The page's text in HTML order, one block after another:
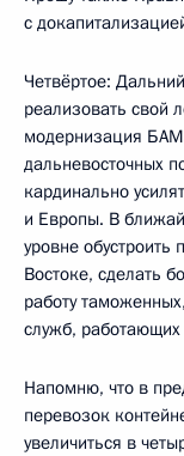
с
Четвёртое:
реализовать свой
модернизация
дальневосточных
кардинально
и Европы. В
уровне
Востоке, сделать
работу
служб, работающих
Напомню, что в
перевозок
увеличиться в